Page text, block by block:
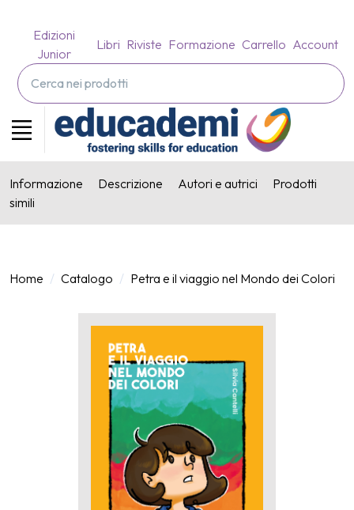
Edizioni
Junior
Libri Riviste Formazione Carrello Account
Informazione Descrizione Autori e autrici
Prodotti
simili
Home Catalogo Petra e il viaggio nel Mondo dei Colori